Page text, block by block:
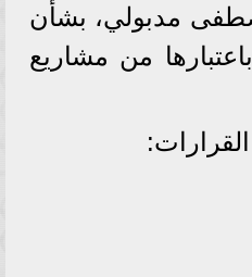
مدبولي، بشأن
من مشاريع